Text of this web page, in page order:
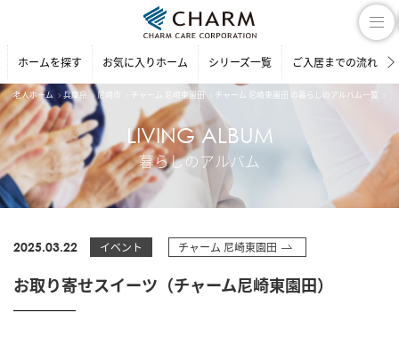
ホームを探す お気に入りホーム シリーズ一覧 ご入居までの流れ
老人ホーム 兵庫県 尼崎市 チャーム 尼崎東園田 チャーム 尼崎東園田 の暮らしのアルバム一覧
LIVING ALBUM
暮らしのアルバム
2025.03.22 イベント チャーム 尼崎東園田
お取り寄せスイーツ（チャーム尼崎東園田）